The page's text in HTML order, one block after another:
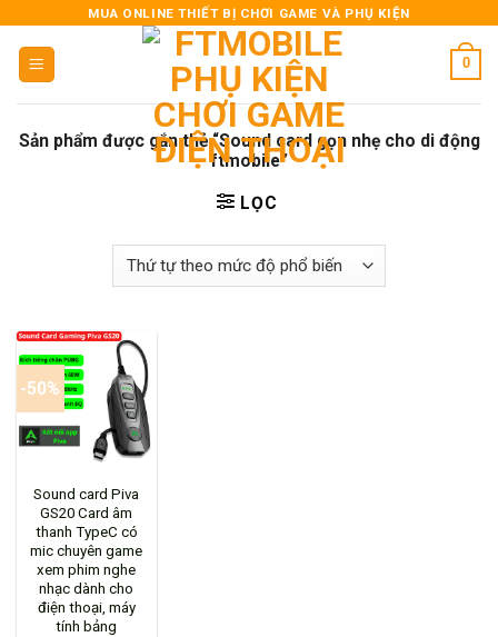
content
MUA ONLINE THIẾT BỊ CHƠI GAME VÀ PHỤ KIỆN
0
Sản phẩm được gắn thẻ “Sound card gọn nhẹ cho di động
ftmobile”
LỌC
-50%
Sound card Piva
GS20 Card âm
thanh TypeC có
mic chuyên game
xem phim nghe
nhạc dành cho
điện thoại, máy
tính bảng